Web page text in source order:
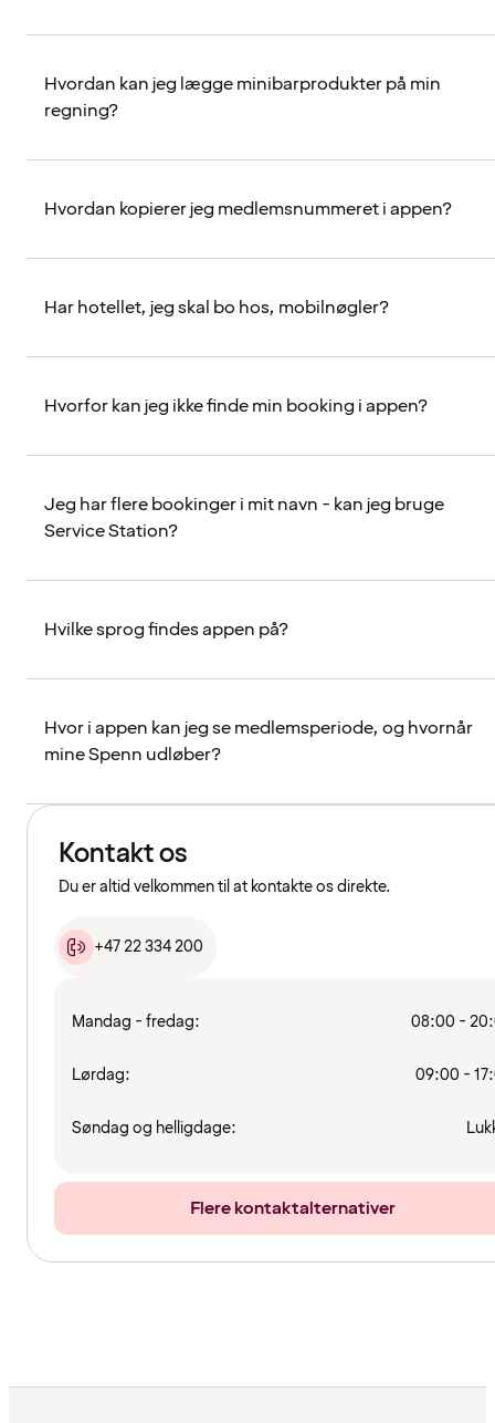
Hvordan kan jeg lægge minibarprodukter på min
regning?
Hvordan kopierer jeg medlemsnummeret i appen?
Har hotellet, jeg skal bo hos, mobilnøgler?
Hvorfor kan jeg ikke finde min booking i appen?
Jeg har flere bookinger i mit navn - kan jeg bruge
Service Station?
Hvilke sprog findes appen på?
Hvor i appen kan jeg se medlemsperiode, og hvornår
mine Spenn udløber?
Kontakt os
Du er altid velkommen til at kontakte os direkte.
+47 22 334 200
Mandag - fredag: 08:00 -
Lørdag: 09:00 -
Søndag og helligdage:
Flere kontaktalternativer